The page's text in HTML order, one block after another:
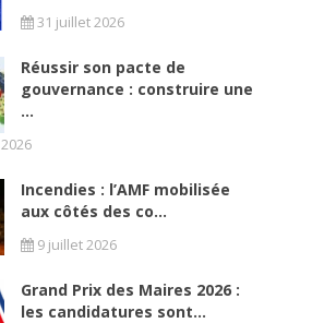
31 juillet 2026
Réussir son pacte de
gouvernance : construire une
...
Incendies : l’AMF mobilisée
aux côtés des co...
9 juillet 2026
Grand Prix des Maires 2026 :
les candidatures sont...